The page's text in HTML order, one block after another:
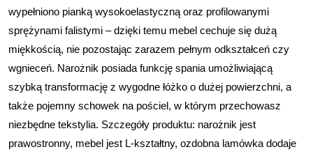
wypełniono pianką wysokoelastyczną oraz profilowanymi
sprężynami falistymi – dzięki temu mebel cechuje się dużą
miękkością, nie pozostając zarazem pełnym odkształceń czy
wgnieceń. Narożnik posiada funkcję spania umożliwiającą
szybką transformację z wygodne łóżko o dużej powierzchni, a
także pojemny schowek na pościel, w którym przechowasz
niezbędne tekstylia. Szczegóły produktu: narożnik jest
prawostronny, mebel jest L-kształtny, ozdobna lamówka dodaje